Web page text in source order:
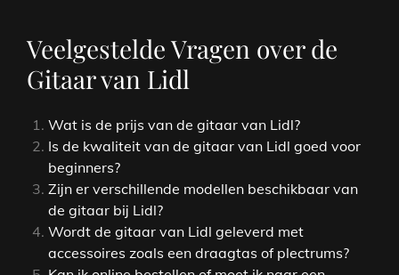
Veelgestelde Vragen over de
Gitaar van Lidl
Wat is de prijs van de gitaar van Lidl?
Is de kwaliteit van de gitaar van Lidl goed voor
beginners?
Zijn er verschillende modellen beschikbaar van
de gitaar bij Lidl?
Wordt de gitaar van Lidl geleverd met
accessoires zoals een draagtas of plectrums?